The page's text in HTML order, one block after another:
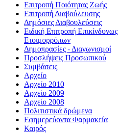
Επιτροπή Ποιότητας Ζωής
Επιτροπή Διαβούλευσης
Δημόσιες Διαβουλεύσεις
Ειδική Επιτροπή Επικίνδυνως
Ετοιμορρόπων
Δημοπρασίες - Διαγωνισμοί
Προσλήψεις Προσωπικού
Συμβάσεις
Αρχείο
Αρχείο 2010
Αρχείο 2009
Αρχείο 2008
Πολιτιστικά δρώμενα
Εφημερεύοντα Φαρμακεία
Καιρός